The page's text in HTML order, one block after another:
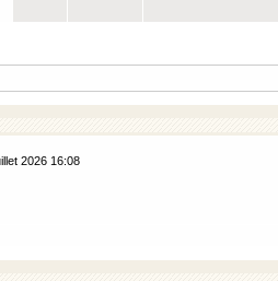
2026 16:08